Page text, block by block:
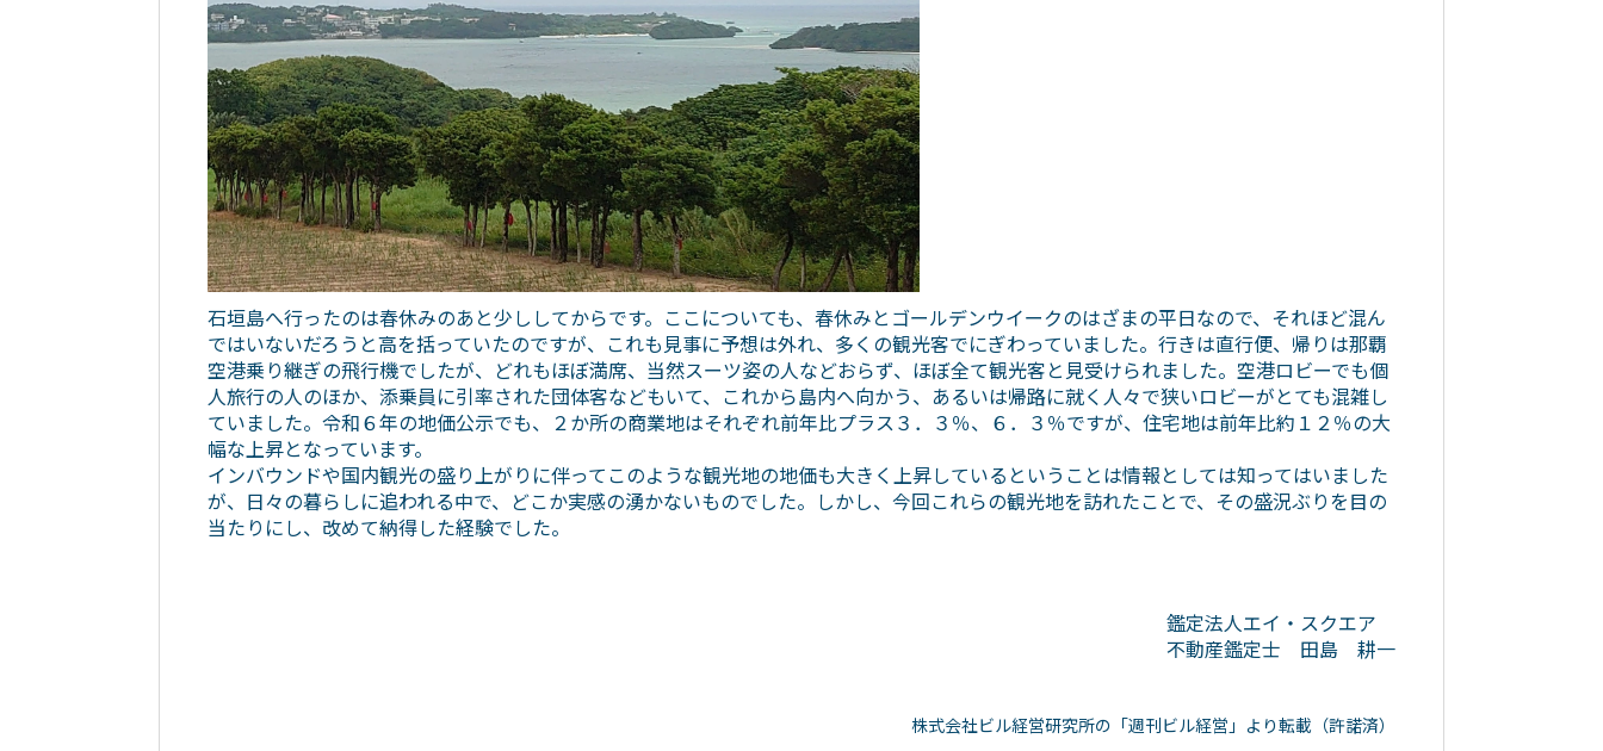
石垣島へ行ったのは春休みのあと少ししてからです。ここについても、春休みとゴールデンウイークのはざまの平日なので、それほど混ん
ではいないだろうと高を括っていたのですが、これも見事に予想は外れ、多くの観光客でにぎわっていました。行きは直行便、帰りは那覇
空港乗り継ぎの飛行機でしたが、どれもほぼ満席、当然スーツ姿の人などおらず、ほぼ全て観光客と見受けられました。空港ロビーでも個
人旅行の人のほか、添乗員に引率された団体客などもいて、これから島内へ向かう、あるいは帰路に就く人々で狭いロビーがとても混雑し
ていました。令和６年の地価公示でも、２か所の商業地はそれぞれ前年比プラス３．３％、６．３％ですが、住宅地は前年比約１２％の大
幅な上昇となっています。
インバウンドや国内観光の盛り上がりに伴ってこのような観光地の地価も大きく上昇しているということは情報としては知ってはいました
が、日々の暮らしに追われる中で、どこか実感の湧かないものでした。しかし、今回これらの観光地を訪れたことで、その盛況ぶりを目の
当たりにし、改めて納得した経験でした。
鑑定法人エイ・スクエア
不動産鑑定士 田島 耕一
株式会社ビル経営研究所の「週刊ビル経営」より転載（許諾済）